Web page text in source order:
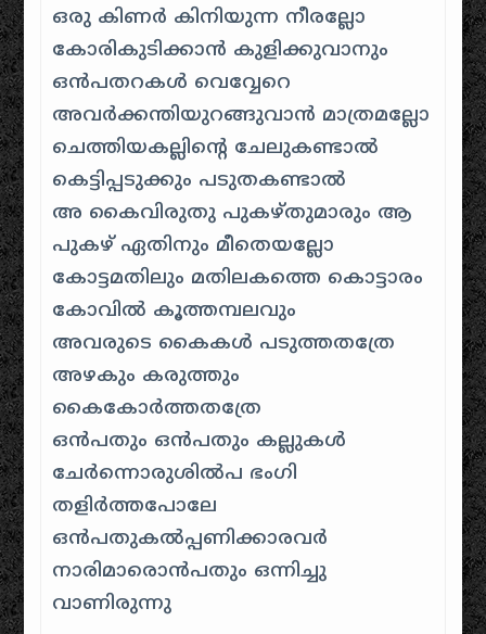
ഒരു കിണര്‍ കിനിയുന്ന നീരല്ലോ
കോരികുടിക്കാന്‍ കുളിക്കുവാനും
ഒന്‍പതറകള്‍ വെവ്വേറെ
അവര്‍ക്കന്തിയുറങ്ങുവാന്‍ മാത്രമല്ലോ
ചെത്തിയകല്ലിന്റെ ചേലുകണ്ടാല്‍
കെട്ടിപ്പടുക്കും പടുതകണ്ടാല്‍
അ കൈവിരുതു പുകഴ്തുമാരും ആ
പുകഴ് ഏതിനും മീതെയല്ലോ
കോട്ടമതിലും മതിലകത്തെ കൊട്ടാരം
കോവില്‍ കൂത്തമ്പലവും
അവരുടെ കൈകള്‍ പടുത്തതത്രേ
അഴകും കരുത്തും
കൈകോര്‍ത്തതത്രേ
ഒന്‍പതും ഒന്‍പതും കല്ലുകള്‍
ചേര്‍ന്നൊരുശില്‍പ ഭംഗി
തളിര്‍ത്തപോലേ
ഒന്‍പതുകല്‍പ്പണിക്കാരവര്‍
നാരിമാരൊന്‍പതും ഒന്നിച്ചു
വാണിരുന്നു